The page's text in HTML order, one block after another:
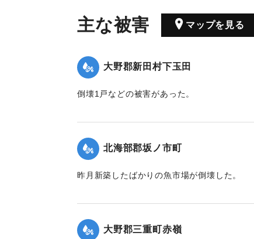
主な被害 マップを見る
大野郡新田村下玉田
倒壊1戸などの被害があった。
｜固有コード: 00474072
北海部郡坂ノ市町
昨月新築したばかりの魚市場が倒壊した。
｜固有コード:00474074
大野郡三重町赤嶺